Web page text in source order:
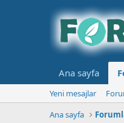
Ana sayfa
Yeni mesajlar
Ana sayfa